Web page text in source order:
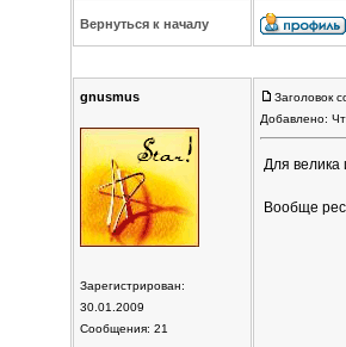
Вернуться к началу
gnusmus
Зарегистрирован:
30.01.2009
Сообщения: 21
Заголовок
Добавлено:
Для велика
Вообще